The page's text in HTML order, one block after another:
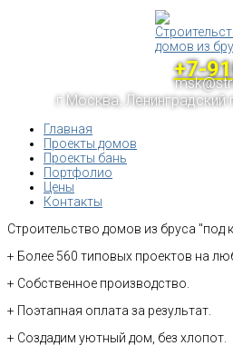
+7-
г.Москва, Ленинградский
Главная
Проекты домов
Проекты бань
Портфолио
Цены
Контакты
Строительство домов из бруса "под
+ Более 560 типовых проектов на
+ Собственное производство.
+ Поэтапная оплата за результат.
+ Создадим уютный дом, без хлопот.